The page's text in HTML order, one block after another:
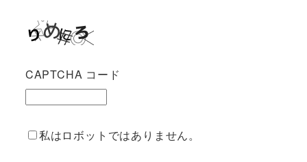
CAPTCHA コード
私はロボットではありません。